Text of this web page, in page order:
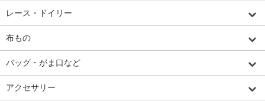
レース・ドイリー
布もの
バッグ・がま口など
アクセサリー